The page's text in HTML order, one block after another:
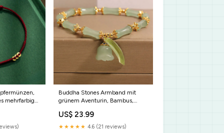
mehrfarbiges
Buddha Stones Armband mit
grünem Aventurin, Bambus,
Stil:Bambus (Stärke ♥ Flexibilität)
US$ 23.99
★★★★★ 4.6 (21 reviews)